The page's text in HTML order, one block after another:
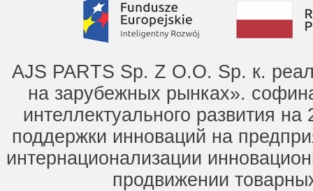
AJS PARTS Sp. Z O.O. Sp. к.
на зарубежных рынках».
интеллектуального развития
поддержки инноваций на
интернационализации
продвижении